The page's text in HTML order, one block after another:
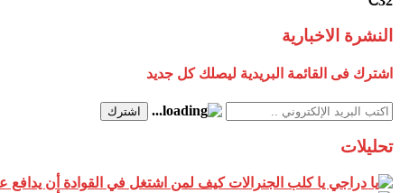
النشرة الاخبارية
اشترك فى القائمة البريدية ليصلك كل جديد
اشترك
تحليلات